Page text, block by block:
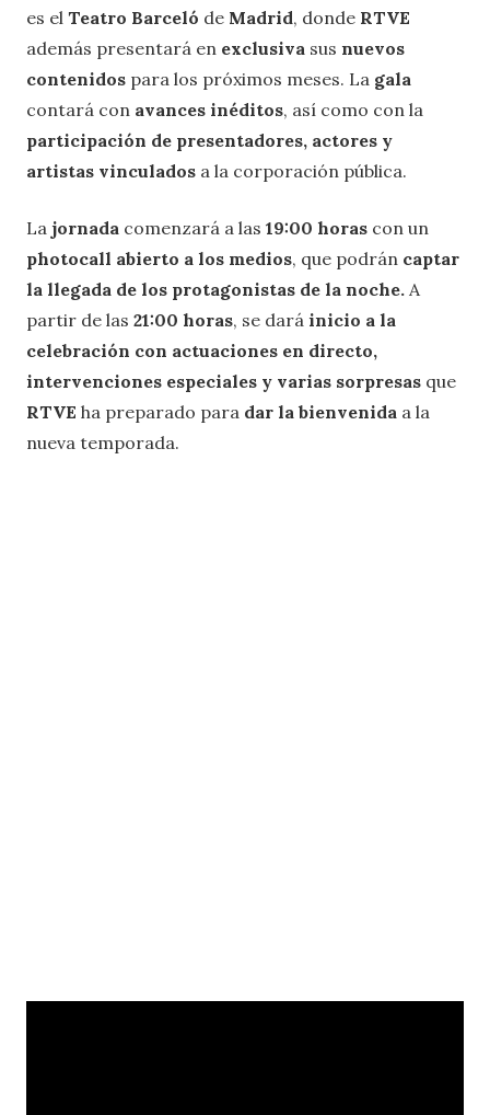
es el Teatro Barceló de Madrid, donde RTVE
además presentará en exclusiva sus nuevos
contenidos para los próximos meses. La gala
contará con avances inéditos, así como con la
participación de presentadores, actores y
artistas vinculados a la corporación pública.
La jornada comenzará a las 19:00 horas con un
photocall abierto a los medios, que podrán captar
la llegada de los protagonistas de la noche. A
partir de las 21:00 horas, se dará inicio a la
celebración con actuaciones en directo,
intervenciones especiales y varias sorpresas que
RTVE ha preparado para dar la bienvenida a la
nueva temporada.